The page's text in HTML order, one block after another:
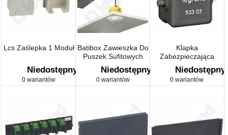
Lcs Zaślepka 1 Moduł
Niedostępny
0 wariantów
Batibox Zawieszka Do
Puszek Sufitowych
Niedostępny
0 wariantów
Klapka
Zabezpieczająca
Niedostępny
0 wariantów